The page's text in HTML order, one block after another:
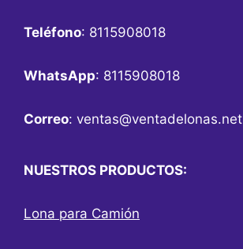
Teléfono: 8115908018
WhatsApp: 8115908018
Correo: ventas@ventadelonas.net
NUESTROS PRODUCTOS:
Lona para Camión